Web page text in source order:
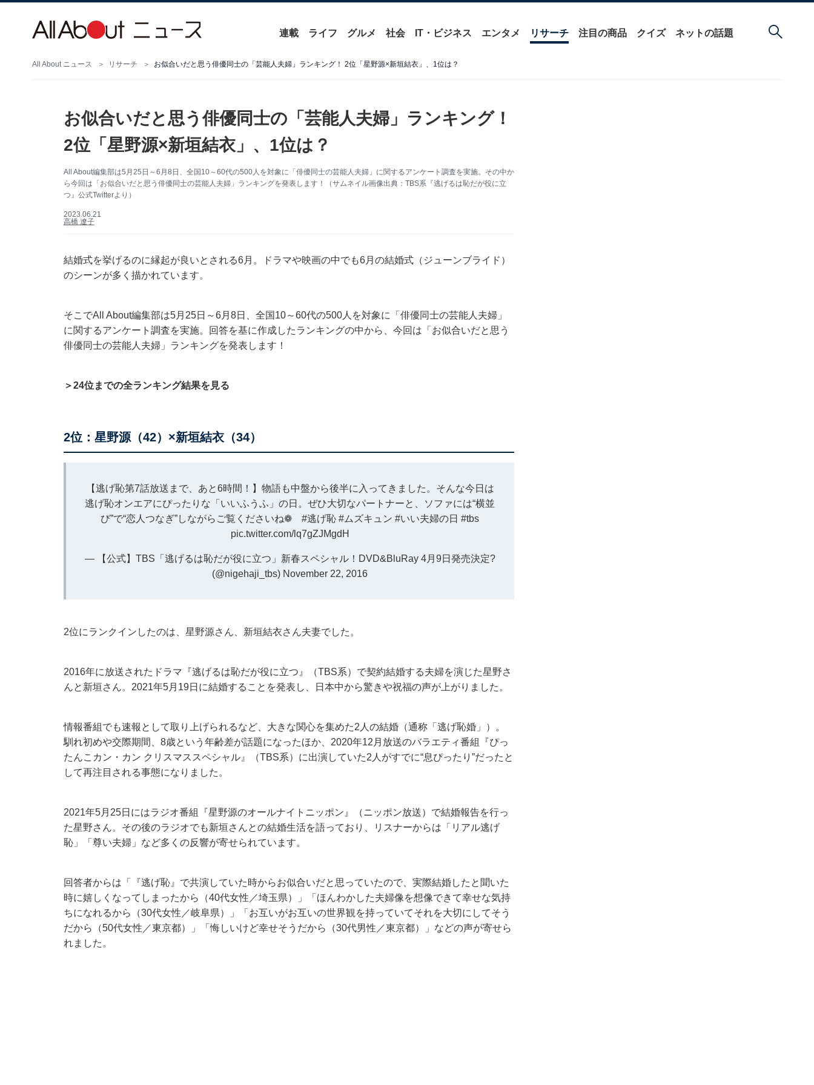
連載 ライフ グルメ 社会 IT・ビジネス エンタメ リサーチ 注目の商品 クイズ ネットの話題
All About ニュース リサーチ お似合いだと思う俳優同士の「芸能人夫婦」ランキング！ 2位「星野源×新垣結衣」、1位は？
お似合いだと思う俳優同士の「芸能人夫婦」ランキング！
2位「星野源×新垣結衣」、1位は？
All About編集部は5月25日～6月8日、全国10～60代の500人を対象に「俳優同士の芸能人夫婦」に関するアンケート調査を実施。その中か
ら今回は「お似合いだと思う俳優同士の芸能人夫婦」ランキングを発表します！（サムネイル画像出典：TBS系『逃げるは恥だが役に立
つ』公式Twitterより）
2023.06.21
高橋 遼子
結婚式を挙げるのに縁起が良いとされる6月。ドラマや映画の中でも6月の結婚式（ジューンブライド）
のシーンが多く描かれています。
そこでAll About編集部は5月25日～6月8日、全国10～60代の500人を対象に「俳優同士の芸能人夫婦」
に関するアンケート調査を実施。回答を基に作成したランキングの中から、今回は「お似合いだと思う
俳優同士の芸能人夫婦」ランキングを発表します！
＞24位までの全ランキング結果を見る
2位：星野源（42）×新垣結衣（34）
【逃げ恥第7話放送まで、あと6時間！】物語も中盤から後半に入ってきました。そんな今日は
逃げ恥オンエアにぴったりな「いいふうふ」の日。ぜひ大切なパートナーと、ソファには“横並
び”で“恋人つなぎ”しながらご覧くださいね❁ #逃げ恥 #ムズキュン #いい夫婦の日 #tbs
pic.twitter.com/lq7gZJMgdH
— 【公式】TBS「逃げるは恥だが役に立つ」新春スペシャル！DVD&BluRay 4月9日発売決定?
(@nigehaji_tbs) November 22, 2016
2位にランクインしたのは、星野源さん、新垣結衣さん夫妻でした。
2016年に放送されたドラマ『逃げるは恥だが役に立つ』（TBS系）で契約結婚する夫婦を演じた星野さ
んと新垣さん。2021年5月19日に結婚することを発表し、日本中から驚きや祝福の声が上がりました。
情報番組でも速報として取り上げられるなど、大きな関心を集めた2人の結婚（通称「逃げ恥婚」）。
馴れ初めや交際期間、8歳という年齢差が話題になったほか、2020年12月放送のバラエティ番組『ぴっ
たんこカン・カン クリスマススペシャル』（TBS系）に出演していた2人がすでに“息ぴったり”だったと
して再注目される事態になりました。
2021年5月25日にはラジオ番組『星野源のオールナイトニッポン』（ニッポン放送）で結婚報告を行っ
た星野さん。その後のラジオでも新垣さんとの結婚生活を語っており、リスナーからは「リアル逃げ
恥」「尊い夫婦」など多くの反響が寄せられています。
回答者からは「『逃げ恥』で共演していた時からお似合いだと思っていたので、実際結婚したと聞いた
時に嬉しくなってしまったから（40代女性／埼玉県）」「ほんわかした夫婦像を想像できて幸せな気持
ちになれるから（30代女性／岐阜県）」「お互いがお互いの世界観を持っていてそれを大切にしてそう
だから（50代女性／東京都）」「悔しいけど幸せそうだから（30代男性／東京都）」などの声が寄せら
れました。